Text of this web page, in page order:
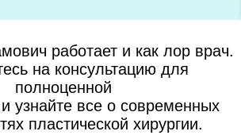
работает и как лор врач.
на консультацию для
полноценной
и узнайте все о современных
пластической хирургии.